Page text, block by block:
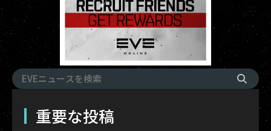
重要な投稿